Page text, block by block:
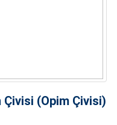
Çivisi (Opim Çivisi)